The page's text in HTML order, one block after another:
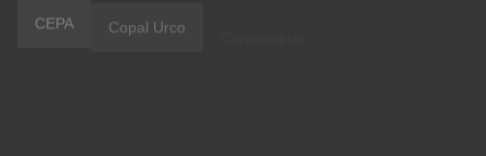
CEPA Copal Urco